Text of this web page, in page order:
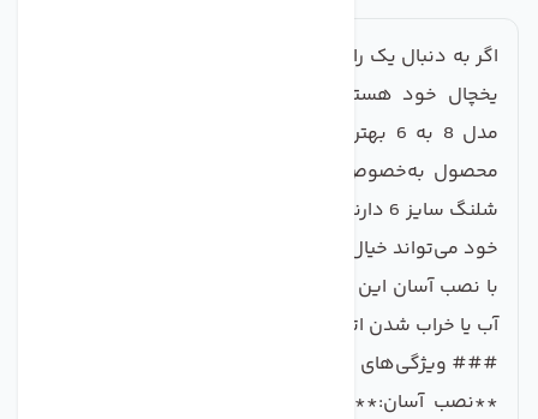
اگر به دنبال یک راهکار مطمئن و ساده برای اتصال شلنگ
یخچال خود هستید، رابط اتصال فیتینگ شلنگ یخچال
مدل 8 به 6 بهترین انتخاب برای شما خواهد بود. این
محصول به‌خصوص برای اتصالات یخچال‌هایی که نیاز به
شلنگ سایز 6 دارند، طراحی شده و با کیفیت بالا و وارداتی
خود می‌تواند خیال شما را از بابت اتصال مطمئن راحت کند.
با نصب آسان این فیتینگ، دیگر نیازی نیست نگران تلفات
آب یا خراب شدن اتصالات باشید.
### ویژگی‌های کلیدی محصول
**نصب آسان:** یکی از برجسته‌ترین مزایای این رابط،